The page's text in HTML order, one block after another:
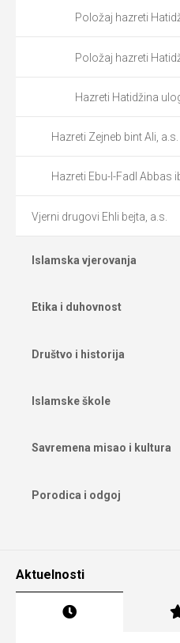
Položaj hazreti
Položaj hazreti
Hazreti Hatidžina
Hazreti Zejneb bint Ali, a.s.
Hazreti Ebu-l-Fadl Abbas
Vjerni drugovi Ehli bejta, a.s.
Islamska vjerovanja
Etika i duhovnost
Društvo i historija
Islamske škole
Savremena misao i kultura
Porodica i odgoj
Aktuelnosti